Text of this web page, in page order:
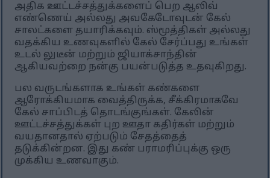
அதிக ஊட்டச்சத்துக்களைப் பெற ஆலிவ்
எண்ணெய் அல்லது அவகேடோவுடன் கேல்
சாலட்களை தயாரிக்கவும். ஸ்மூத்திகள் அல்லது
வதக்கிய உணவுகளில் கேல் சேர்ப்பது உங்கள்
உடல் லுடீன் மற்றும் ஜியாக்சாந்தின்
ஆகியவற்றை நன்கு பயன்படுத்த உதவுகிறது.
பல வருடங்களாக உங்கள் கண்களை
ஆரோக்கியமாக வைத்திருக்க, சீக்கிரமாகவே
கேல் சாப்பிடத் தொடங்குங்கள். கேலின்
ஊட்டச்சத்துக்கள் புற ஊதா கதிர்கள் மற்றும்
வயதானதால் ஏற்படும் சேதத்தைத்
தடுக்கின்றன. இது கண் பராமரிப்புக்கு ஒரு
முக்கிய உணவாகும்.